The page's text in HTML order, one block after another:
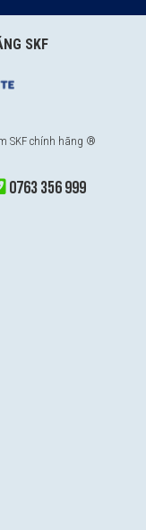
SKF
SKF chính hãng ®
0763 356 999